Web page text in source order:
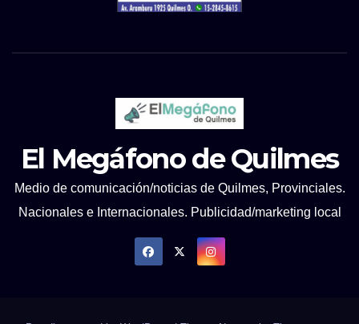
El Megáfono de Quilmes
Medio de comunicación/noticias de Quilmes, Provinciales.
Nacionales e Internacionales. Publicidad/marketing local